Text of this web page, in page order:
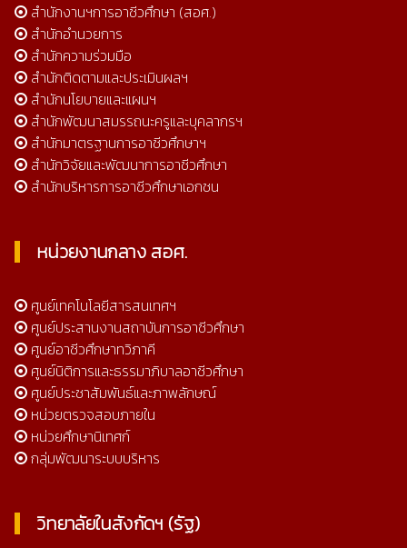
สำนักงานฯการอาชีวศึกษา (สอศ.)
สำนักอำนวยการ
สำนักความร่วมมือ
สำนักติดตามและประเมินผลฯ
สำนักนโยบายและแผนฯ
สำนักพัฒนาสมรรถนะครูและบุคลากรฯ
สำนักมาตรฐานการอาชีวศึกษาฯ
สำนักวิจัยและพัฒนาการอาชีวศึกษา
สำนักบริหารการอาชีวศึกษาเอกชน
หน่วยงานกลาง สอศ.
ศูนย์เทคโนโลยีสารสนเทศฯ
ศูนย์ประสานงานสถาบันการอาชีวศึกษา
ศูนย์อาชีวศึกษาทวิภาคี
ศูนย์นิติการและธรรมาภิบาลอาชีวศึกษา
ศูนย์ประชาสัมพันธ์และภาพลักษณ์
หน่วยตรวจสอบภายใน
หน่วยศึกษานิเทศก์
กลุ่มพัฒนาระบบบริหาร
วิทยาลัยในสังกัดฯ (รัฐ)